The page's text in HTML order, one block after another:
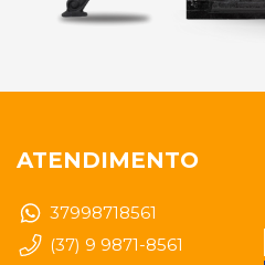
ATENDIMENTO
37998718561
(37) 9 9871-8561